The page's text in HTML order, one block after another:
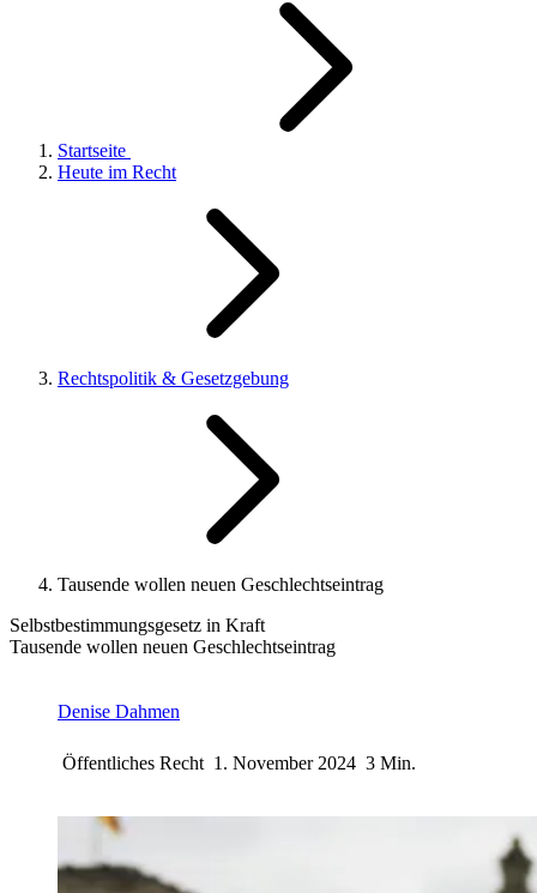
Startseite
Heute im Recht
Rechtspolitik & Gesetzgebung
Tausende wollen neuen Geschlechtseintrag
Selbstbestimmungsgesetz in Kraft
Tausende wollen neuen Geschlechtseintrag
Denise Dahmen
Öffentliches Recht 1. November 2024 3 Min.